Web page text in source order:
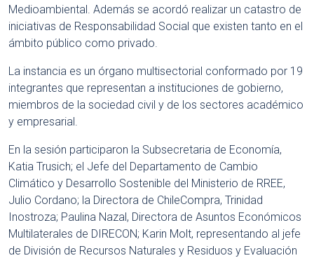
Medioambiental. Además se acordó realizar un catastro de
iniciativas de Responsabilidad Social que existen tanto en el
ámbito público como privado.
La instancia es un órgano multisectorial conformado por 19
integrantes que representan a instituciones de gobierno,
miembros de la sociedad civil y de los sectores académico
y empresarial.
En la sesión participaron la Subsecretaria de Economía,
Katia Trusich; el Jefe del Departamento de Cambio
Climático y Desarrollo Sostenible del Ministerio de RREE,
Julio Cordano; la Directora de ChileCompra, Trinidad
Inostroza; Paulina Nazal, Directora de Asuntos Económicos
Multilaterales de DIRECON; Karin Molt, representando al jefe
de División de Recursos Naturales y Residuos y Evaluación